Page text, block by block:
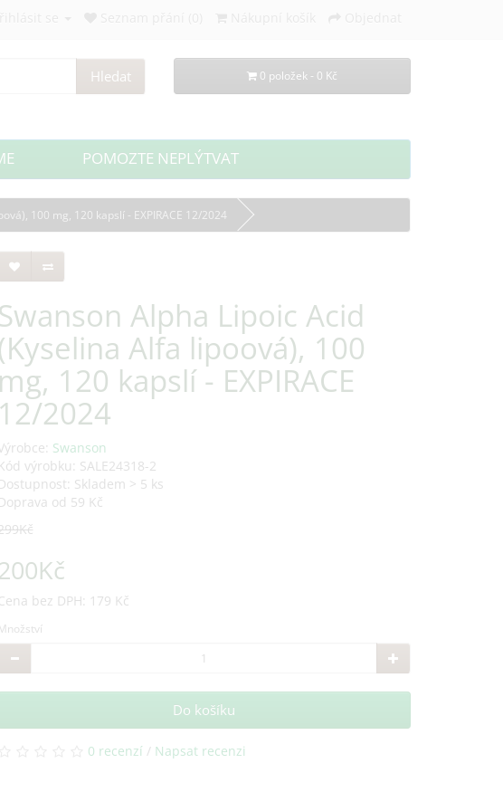
se Seznam přání (0) Objednat
Hledat 0 položek - 0 Kč
POMOZTE NEPLÝTVAT
100 mg, 120 kapslí - EXPIRACE 12/2024
Swanson Alpha Lipoic Acid
Alfa lipoová), 100
mg, 120 kapslí - EXPIRACE
12/2024
Swanson
Kód výrobku: SALE24318-2
Dostupnost: Skladem > 5 ks
Doprava od 59 Kč
bez DPH: 179 Kč
Do košíku
0 recenzí / Napsat recenzi